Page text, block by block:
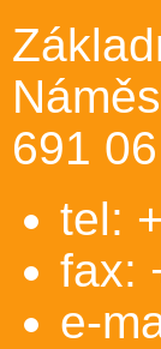
691
tel:
fax:
e-